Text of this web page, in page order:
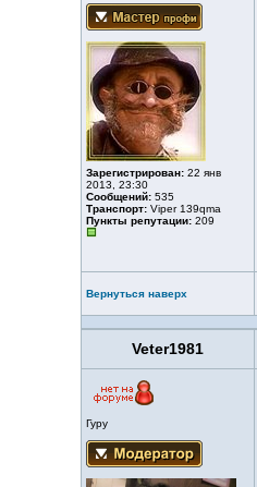
Зарегистрирован: 22 янв
2013, 23:30
Сообщений: 535
Транспорт: Viper 139qmа
Пункты репутации: 209
Вернуться наверх
Veter1981
Гуру